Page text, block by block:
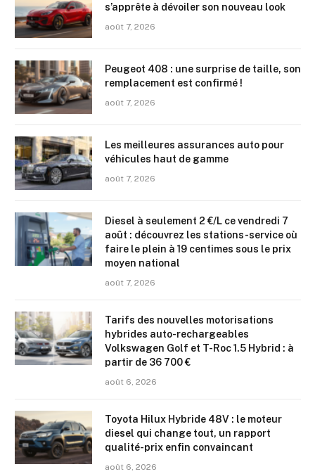
s’apprête à dévoiler son nouveau look
août 7, 2026
Peugeot 408 : une surprise de taille, son
remplacement est confirmé !
août 7, 2026
Les meilleures assurances auto pour
véhicules haut de gamme
août 7, 2026
Diesel à seulement 2 €/L ce vendredi 7
août : découvrez les stations-service où
faire le plein à 19 centimes sous le prix
moyen national
août 7, 2026
Tarifs des nouvelles motorisations
hybrides auto-rechargeables
Volkswagen Golf et T-Roc 1.5 Hybrid : à
partir de 36 700 €
août 6, 2026
Toyota Hilux Hybride 48V : le moteur
diesel qui change tout, un rapport
qualité-prix enfin convaincant
août 6, 2026